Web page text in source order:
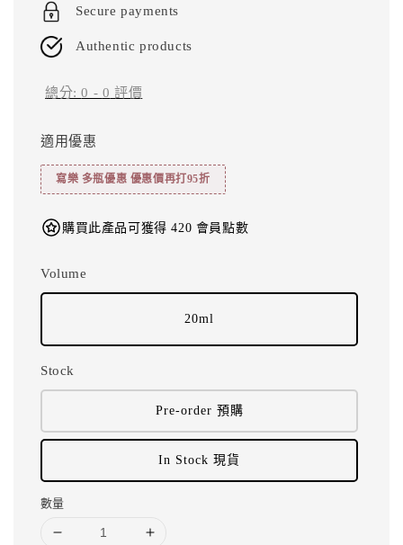
Secure payments
Authentic products
總分:0 - 0 評價
適用優惠
寫樂 多瓶優惠 優惠價再打95折
購買此產品可獲得 420 會員點數
Volume
20ml
Stock
Pre-order 預購
In Stock 現貨
數量